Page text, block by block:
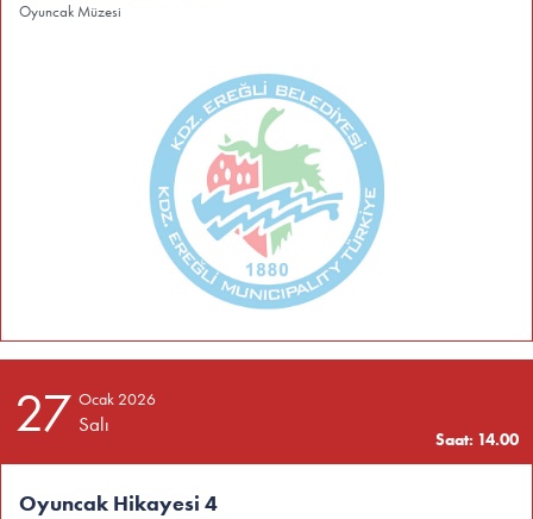
Oyuncak Müzesi
27 Ocak 2026
Salı
Saat: 14.00
Oyuncak Hikayesi 4